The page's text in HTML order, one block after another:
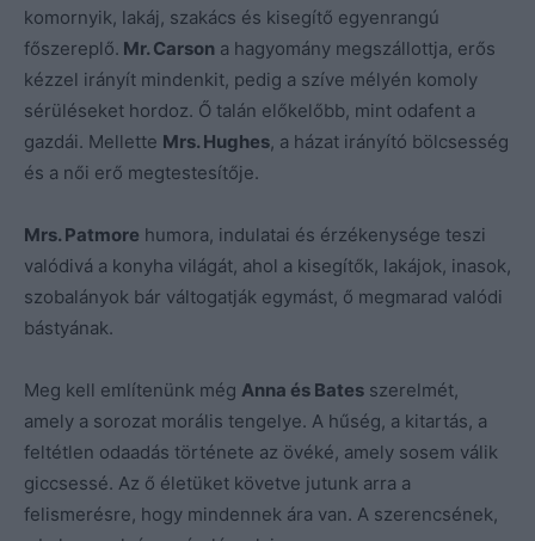
komornyik, lakáj, szakács és kisegítő egyenrangú
főszereplő. Mr. Carson a hagyomány megszállottja, erős
kézzel irányít mindenkit, pedig a szíve mélyén komoly
sérüléseket hordoz. Ő talán előkelőbb, mint odafent a
gazdái. Mellette Mrs. Hughes, a házat irányító bölcsesség
és a női erő megtestesítője.
Mrs. Patmore humora, indulatai és érzékenysége teszi
valódivá a konyha világát, ahol a kisegítők, lakájok, inasok,
szobalányok bár váltogatják egymást, ő megmarad valódi
bástyának.
Meg kell említenünk még Anna és Bates szerelmét,
amely a sorozat morális tengelye. A hűség, a kitartás, a
feltétlen odaadás története az övéké, amely sosem válik
giccsessé. Az ő életüket követve jutunk arra a
felismerésre, hogy mindennek ára van. A szerencsének,